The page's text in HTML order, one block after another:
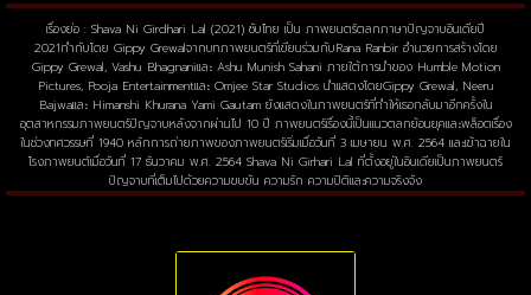
เรื่องย่อ : Shava Ni Girdhari Lal (2021) ซับไทย เป็น ภาพยนตร์ตลกภาษาปัญจาบอินเดียปี
2021กำกับโดย Gippy Grewalจากบทภาพยนตร์ที่เขียนร่วมกับRana Ranbir อำนวยการสร้างโดย
Gippy Grewal, Vashu Bhagnaniและ Ashu Munish Sahani ภายใต้การนำของ Humble Motion
Pictures, Pooja Entertainmentและ Omjee Star Studios นำแสดงโดยGippy Grewal, Neeru
Bajwaและ Himanshi Khurana Yami Gautam ยังแสดงในภาพยนตร์ที่ทำให้เธอกลับมาอีกครั้งใน
อุตสาหกรรมภาพยนตร์ปัญจาบหลังจากผ่านไป 10 ปี ภาพยนตร์เรื่องนี้เป็นแนวตลกย้อนยุคและพล็อตเรื่อง
ในช่วงทศวรรษที่ 1940 หลักการถ่ายภาพของภาพยนตร์เริ่มเมื่อวันที่ 3 เมษายน พ.ศ. 2564 และเข้าฉายใน
โรงภาพยนต์เมื่อวันที่ 17 ธันวาคม พ.ศ. 2564 Shava Ni Girhari Lal ที่ตั้งอยู่ในอินเดียเป็นภาพยนตร์
ปัญจาบที่เต็มไปด้วยความขบขัน ความรัก ความปิติและความจริงจัง